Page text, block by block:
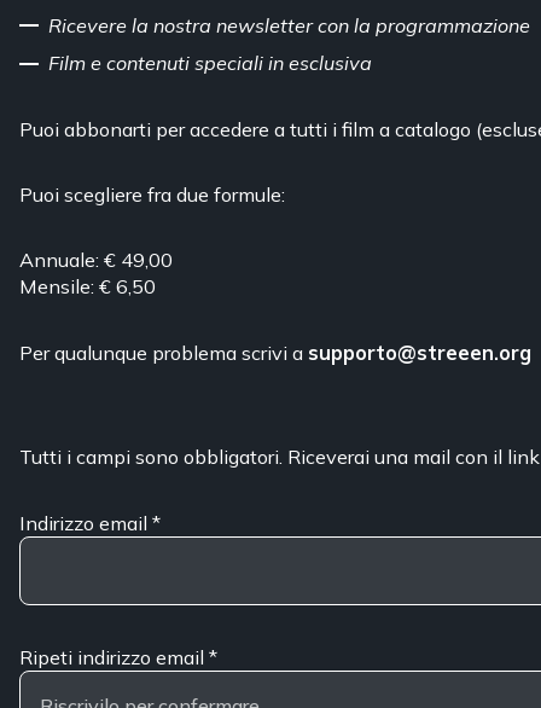
Ricevere la nostra newsletter con la programmazione
Film e contenuti speciali in esclusiva
Puoi abbonarti per accedere a tutti i film a catalogo
Puoi scegliere fra due formule:
Annuale: € 49,00
Mensile: € 6,50
Per qualunque problema scrivi a supporto@streeen.org
Tutti i campi sono obbligatori. Riceverai una mail con il
Indirizzo email*
Ripeti indirizzo email*